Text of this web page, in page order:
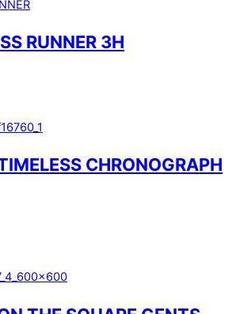
RUNNER 3H
CHRONOGRAPH